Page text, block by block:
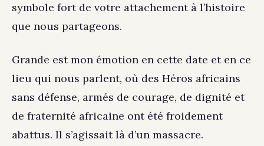
symbole fort de votre attachement à l’histoire
que nous partageons.
Grande est mon émotion en cette date et en ce
lieu qui nous parlent, où des Héros africains
sans défense, armés de courage, de dignité et
de fraternité africaine ont été froidement
abattus. Il s’agissait là d’un massacre.